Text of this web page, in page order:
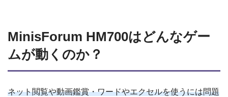
MinisForum HM700はどんなゲー
ムが動くのか？
ネット閲覧や動画鑑賞・ワードやエクセルを使うには問題